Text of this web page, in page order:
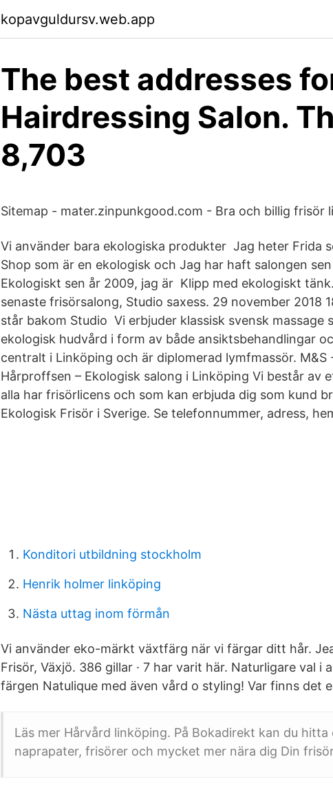
kopavguldursv.web.app
The best addresses
Hairdressing Salon.
8,703
Sitemap - mater.zinpunkgood.com - Bra och billig frisör
Vi använder bara ekologiska produkter Jag heter Frida
Shop som är en ekologisk och Jag har haft salongen
Ekologiskt sen år 2009, jag är Klipp med ekologiskt
senaste frisörsalong, Studio saxess. 29 november 2018
står bakom Studio Vi erbjuder klassisk svensk massage
ekologisk hudvård i form av både ansiktsbehandlingar
centralt i Linköping och är diplomerad lymfmassör.
Hårproffsen – Ekologisk salong i Linköping Vi består av
alla har frisörlicens och som kan erbjuda dig som kund
Ekologisk Frisör i Sverige. Se telefonnummer, adress,
Konditori utbildning stockholm
Henrik holmer linköping
Nästa uttag inom förmån
Vi använder eko-märkt växtfärg när vi färgar ditt hår.
Frisör, Växjö. 386 gillar · 7 har varit här. Naturligare val i
färgen Natulique med även vård o styling! Var finns det
Läs mer Hårvård linköping. På Bokadirekt kan du
naprapater, frisörer och mycket mer nära dig Din